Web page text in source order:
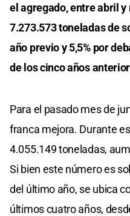
el agregado, entre abril
7.273.573 toneladas de
año previo y 5,5% por
de los cinco años
Para el pasado mes de
franca mejora. Durante
4.055.149 toneladas,
Si bien este número es
del último año, se ubica
últimos cuatro años,